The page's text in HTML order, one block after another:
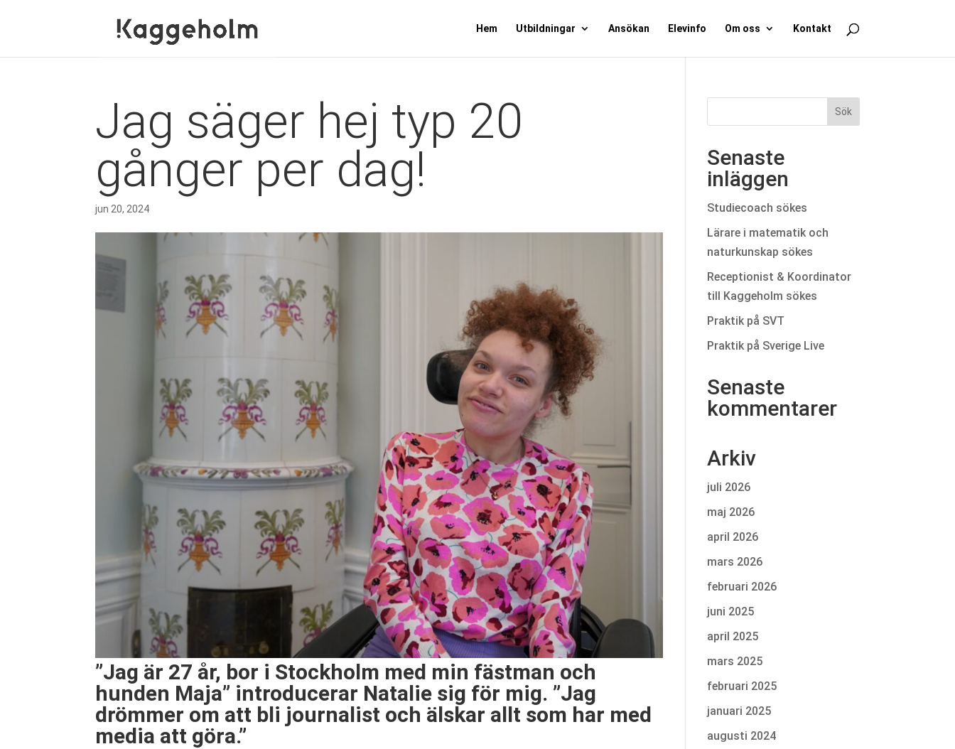
Hem Utbildningar Ansökan Elevinfo Om oss Kontakt
Jag säger hej typ 20
gånger per dag!
jun 20, 2024
”Jag är 27 år, bor i Stockholm med min fästman och
hunden Maja” introducerar Natalie sig för mig. ”Jag
drömmer om att bli journalist och älskar allt som har med
media att göra.”
Senaste
inläggen
Studiecoach sökes
Lärare i matematik och
naturkunskap sökes
Receptionist & Koordinator
till Kaggeholm sökes
Praktik på SVT
Praktik på Sverige Live
Senaste
kommentarer
Arkiv
juli 2026
maj 2026
april 2026
mars 2026
februari 2026
juni 2025
april 2025
mars 2025
februari 2025
januari 2025
augusti 2024